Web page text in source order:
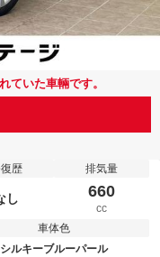
ていた車輛です。
歴
し
排気量
660
cc
車体色
シルキーブルーパール